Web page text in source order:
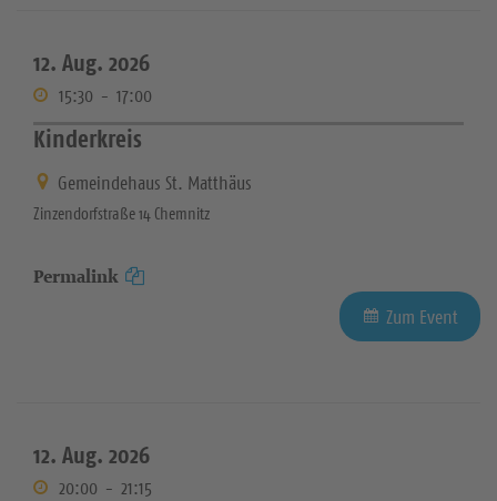
12. Aug. 2026
15:30 - 17:00
Kinderkreis
Gemeindehaus St. Matthäus
Zinzendorfstraße 14 Chemnitz
Permalink
Zum Event
12. Aug. 2026
20:00 - 21:15